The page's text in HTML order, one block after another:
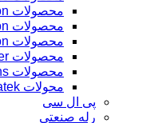
محصولات Lutron
محصولات Omron
محصولات Opkon
محصولات Schneider
محصولات simens
محولات Fatek
پی ال سی
رله صنعتی